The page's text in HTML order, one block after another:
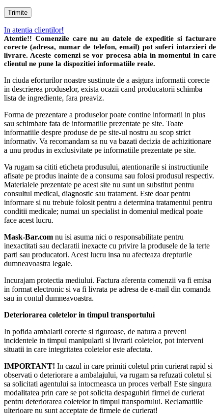
In atentia clientilor!
Atentie!! Comenzile care nu au datele de expeditie si facturare
corecte (adresa, numar de telefon, email) pot suferi intarzieri de
livrare. Aceste comenzi se vor procesa abia in momentul in care
clientul ne pune la dispozitiei informatiile reale.
In ciuda eforturilor noastre sustinute de a asigura informatii corecte
in descrierea produselor, exista ocazii cand producatorii schimba
lista de ingrediente, fara preaviz.
Forma de prezentare a produselor poate contine informatii in plus
sau schimbate fata de informatiile prezentate pe site. Toate
informatiile despre produse de pe site-ul nostru au scop strict
informativ. Va recomandam sa nu va bazati decizia de achizitionare
a unu produs in exclusivitate pe informatiile prezentate pe site.
Va rugam sa cititi eticheta produsului, atentionarile si instructiunile
afisate pe produs inainte de a consuma sau folosi produsul respectiv.
Materialele prezentate pe acest site nu sunt un substitut pentru
consultul medical, diagnostic sau tratament. Este doar pentru
informare si nu trebuie folosit pentru a determina tratamentul pentru
conditii medicale; numai un specialist in domeniul medical poate
face acest lucru.
Mask-Bar.com nu isi asuma nici o responsabilitate pentru
inexactitati sau declaratii inexacte cu privire la produsele de la terte
parti sau producatori. Acest lucru insa nu afecteaza drepturile
dumneavoastra legale.
Incurajam protectia mediului. Factura aferenta comenzii va fi emisa
in format electronic si va fi livrata pe adresa de e-mail din comanda
sau in contul dumneavoastra.
Deteriorarea coletelor in timpul transportului
In pofida ambalarii corecte si riguroase, de natura a preveni
incidentele in timpul manipularii si livrarii coletelor, pot interveni
situatii in care integritatea coletelor este afectata.
IMPORTANT! In cazul in care primiti coletul prin curierat rapid si
observati o deteriorare a ambalajului, va rugam sa refuzati coletul si
sa solicitati agentului sa intocmeasca un proces verbal! Este singura
modalitatea prin care se pot solicita despagubiri firmei de curierat
pentru deteriorarea coletelor in timpul transportului. Reclamatiile
ulterioare nu sunt acceptate de firmele de curierat!​